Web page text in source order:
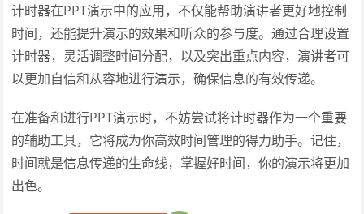
计时器在PPT演示中的应用，不仅能帮助演讲者更好地控制
时间，还能提升演示的效果和听众的参与度。通过合理设置
计时器，灵活调整时间分配，以及突出重点内容，演讲者可
以更加自信和从容地进行演示，确保信息的有效传递。
在准备和进行PPT演示时，不妨尝试将计时器作为一个重要
的辅助工具，它将成为你高效时间管理的得力助手。记住，
时间就是信息传递的生命线，掌握好时间，你的演示将更加
出色。